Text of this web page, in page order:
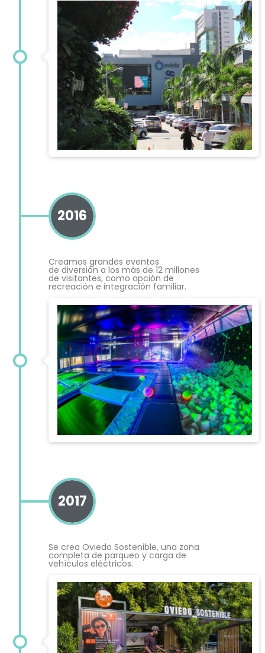
2016
Creamos grandes eventos
de diversión a los más de 12 millones
de visitantes, como opción de
recreación e integración familiar.
2017
Se crea Oviedo Sostenible, una zona
completa de parqueo y carga de
vehículos eléctricos.